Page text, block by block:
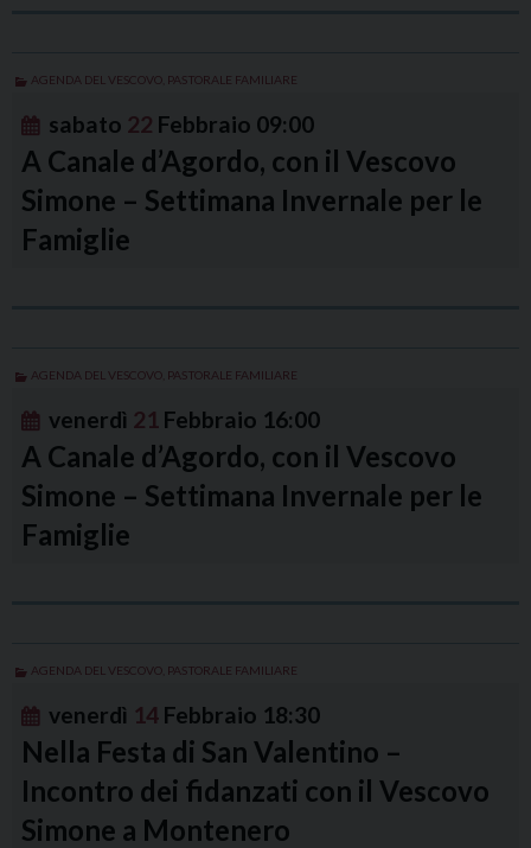
AGENDA DEL VESCOVO PASTORALE FAMILIARE
sabato 22 Febbraio 09:00
A Canale d’Agordo, con il Vescovo
Simone – Settimana Invernale per le
Famiglie
AGENDA DEL VESCOVO PASTORALE FAMILIARE
venerdì 21 Febbraio 16:00
A Canale d’Agordo, con il Vescovo
Simone – Settimana Invernale per le
Famiglie
AGENDA DEL VESCOVO PASTORALE FAMILIARE
venerdì 14 Febbraio 18:30
Nella Festa di San Valentino –
Incontro dei fidanzati con il Vescovo
Simone a Montenero